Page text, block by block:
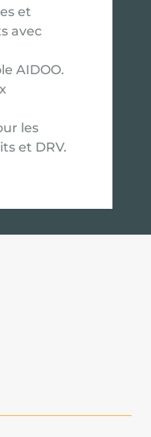
et
avec
AIDOO.
les
et DRV.